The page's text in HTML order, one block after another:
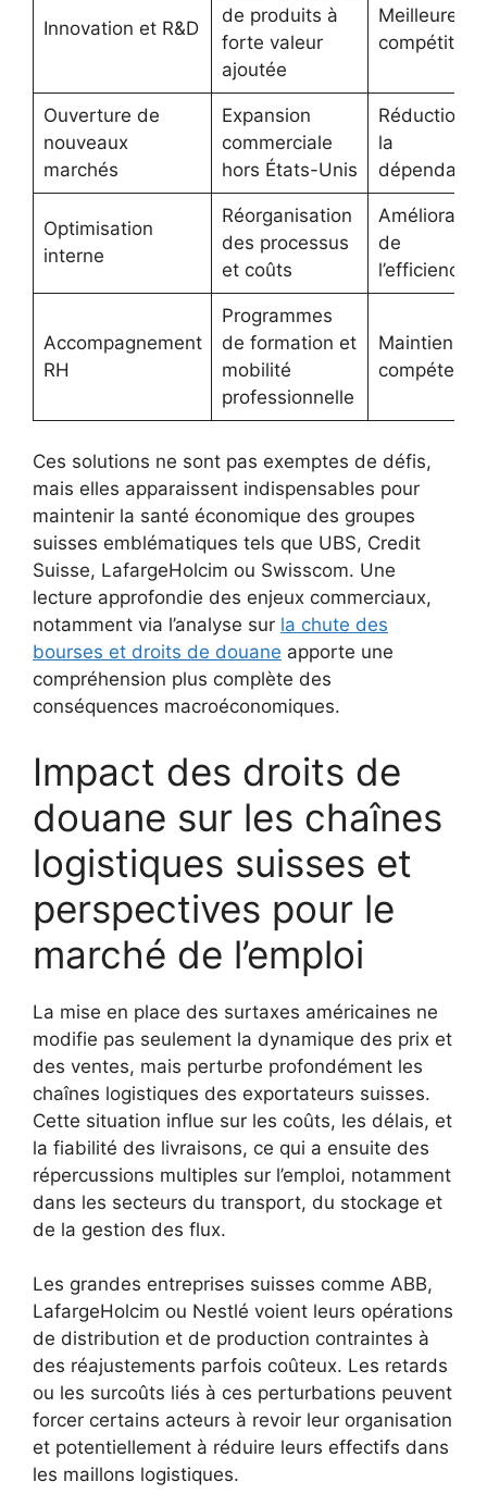
Innovation et R&D
de produits à
forte valeur
ajoutée
Meilleure
Ouverture de
nouveaux
marchés
Expansion
commerciale
hors États-Unis
Réduction
la
dépendance
Optimisation
interne
Réorganisation
des processus
et coûts
Amélioration
de
l’efficience
Accompagnement
RH
Programmes
de formation et
mobilité
professionnelle
Maintien
Ces solutions ne sont pas exemptes de défis,
mais elles apparaissent indispensables pour
maintenir la santé économique des groupes
suisses emblématiques tels que UBS, Credit
Suisse, LafargeHolcim ou Swisscom. Une
lecture approfondie des enjeux commerciaux,
notamment via l’analyse sur la chute des
bourses et droits de douane apporte une
compréhension plus complète des
conséquences macroéconomiques.
Impact des droits de
douane sur les chaînes
logistiques suisses et
perspectives pour le
marché de l’emploi
La mise en place des surtaxes américaines ne
modifie pas seulement la dynamique des prix et
des ventes, mais perturbe profondément les
chaînes logistiques des exportateurs suisses.
Cette situation influe sur les coûts, les délais, et
la fiabilité des livraisons, ce qui a ensuite des
répercussions multiples sur l’emploi, notamment
dans les secteurs du transport, du stockage et
de la gestion des flux.
Les grandes entreprises suisses comme ABB,
LafargeHolcim ou Nestlé voient leurs opérations
de distribution et de production contraintes à
des réajustements parfois coûteux. Les retards
ou les surcoûts liés à ces perturbations peuvent
forcer certains acteurs à revoir leur organisation
et potentiellement à réduire leurs effectifs dans
les maillons logistiques.